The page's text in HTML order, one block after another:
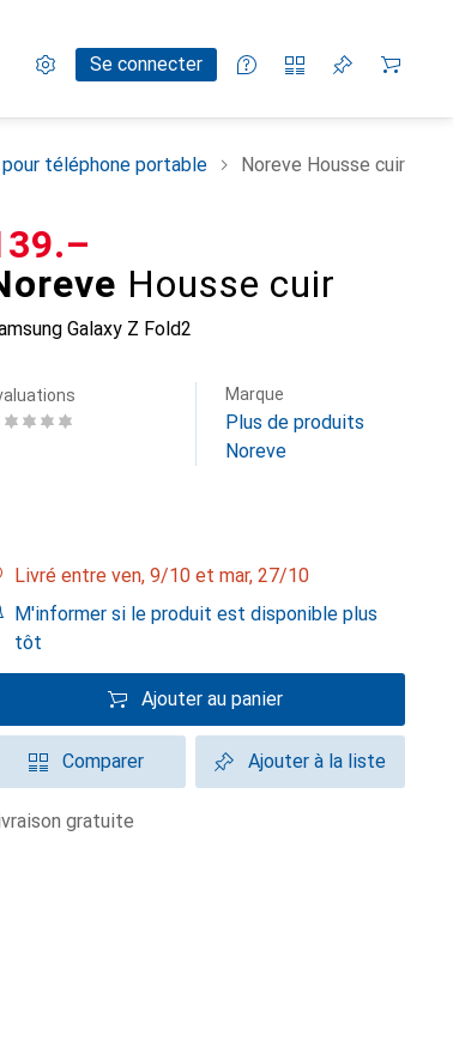
Paramètres
Compte clientSe connecter
Listes de comparaison
Listes d'envies
Panier
pour téléphone portable Noreve Housse cuir
Housse cuir
Galaxy Z Fold2
Marque
Plus de produits
Noreve
Livré entre ven, 9/10 et mar, 27/10
M'informer si le produit est disponible plus
tôt
Ajouter au panier
Comparer Ajouter à la liste
gratuite